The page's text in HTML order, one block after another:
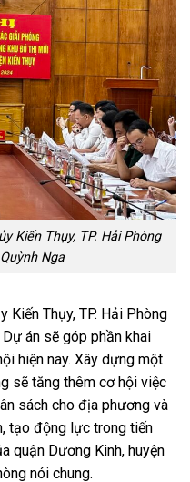
Kiến Thụy, TP. Hải Phòng
Nga
Kiến Thụy, TP. Hải Phòng
án sẽ góp phần khai
hiện nay. Xây dựng một
sẽ tăng thêm cơ hội việc
sách cho địa phương và
tạo động lực trong tiến
quận Dương Kinh, huyện
nói chung.